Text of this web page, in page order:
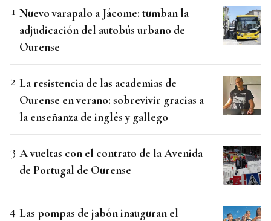
Nuevo varapalo a Jácome: tumban la
adjudicación del autobús urbano de
Ourense
La resistencia de las academias de
Ourense en verano: sobrevivir gracias a
la enseñanza de inglés y gallego
A vueltas con el contrato de la Avenida
de Portugal de Ourense
Las pompas de jabón inauguran el